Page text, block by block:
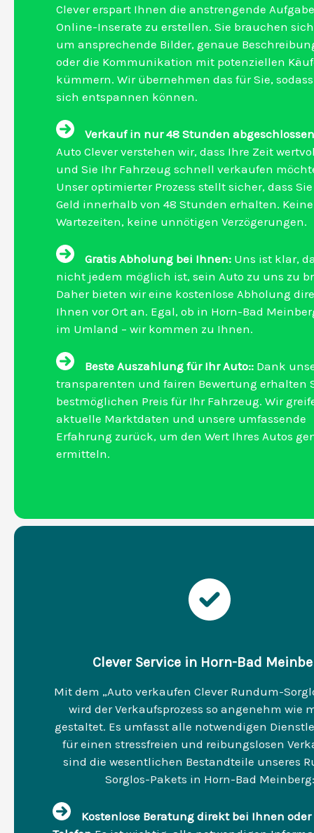
Clever erspart Ihnen die anstrengende
Online-Inserate zu erstellen. Sie brauchen
um ansprechende Bilder, genaue
oder die Kommunikation mit potenziellen
kümmern. Wir übernehmen das für Sie,
sich entspannen können.
Verkauf in nur 48 Stunden
Auto Clever verstehen wir, dass Ihre Zeit
und Sie Ihr Fahrzeug schnell verkaufen
Unser optimierter Prozess stellt sicher, dass
Geld innerhalb von 48 Stunden erhalten.
Wartezeiten, keine unnötigen Verzögerungen.
Gratis Abholung bei Ihnen: Uns ist klar,
nicht jedem möglich ist, sein Auto zu uns zu
Daher bieten wir eine kostenlose Abholung
Ihnen vor Ort an. Egal, ob in Horn-Bad
im Umland – wir kommen zu Ihnen.
Beste Auszahlung für Ihr Auto:: Dank
transparenten und fairen Bewertung erhalten
bestmöglichen Preis für Ihr Fahrzeug. Wir
aktuelle Marktdaten und unsere umfassende
Erfahrung zurück, um den Wert Ihres Autos
ermitteln.
Clever Service in Horn-Bad
Mit dem „Auto verkaufen Clever Rundum-
wird der Verkaufsprozess so angenehm wie
gestaltet. Es umfasst alle notwendigen
für einen stressfreien und reibungslosen
sind die wesentlichen Bestandteile unseres
Sorglos-Pakets in Horn-Bad Meinberg:
Kostenlose Beratung direkt bei Ihnen oder